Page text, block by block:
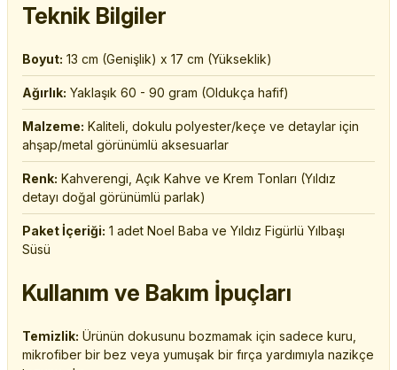
Teknik Bilgiler
Boyut: 13 cm (Genişlik) x 17 cm (Yükseklik)
Ağırlık: Yaklaşık 60 - 90 gram (Oldukça hafif)
Malzeme: Kaliteli, dokulu polyester/keçe ve detaylar için
ahşap/metal görünümlü aksesuarlar
Renk: Kahverengi, Açık Kahve ve Krem Tonları (Yıldız
detayı doğal görünümlü parlak)
Paket İçeriği: 1 adet Noel Baba ve Yıldız Figürlü Yılbaşı
Süsü
Kullanım ve Bakım İpuçları
Temizlik: Ürünün dokusunu bozmamak için sadece kuru,
mikrofiber bir bez veya yumuşak bir fırça yardımıyla nazikçe